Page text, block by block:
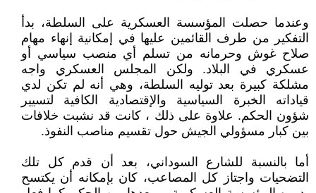
وعندما حصلت المؤسسة العسكرية على السلطة، بدأ
التفكير من طرف القائمين عليها في إمكانية إنهاء مهام
صلاح غوش وحرمانه من تسلم أي منصب سياسي أو
عسكري في البلاد. ولكن المجلس العسكري واجه
مشلكة كبيرة بعد توليه السلطة، وهي أنه لم تكن لدي
قياداته الخبرة السياسية والإقتصادية الكافية لتسيير
شؤون الحكم. علاوة على ذلك ، كانت قد نشبت خلافات
بين كبار مسؤولي الجيش حول تقسيم مناصب النفوذ.
أما بالنسبة للشارع السوداني، بعد أن قدم كل تلك
التضحيات واجتاز كل المصاعب، كان بإمكانه أن يكتسح